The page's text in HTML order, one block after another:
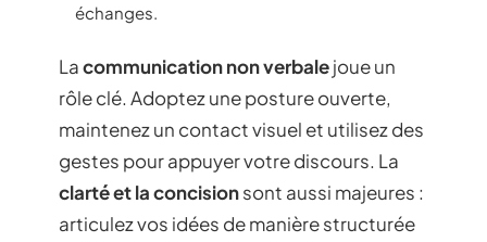
échanges.
Lacommunication non verbalejoue un
rôle clé. Adoptez une posture ouverte,
maintenez un contact visuel et utilisez des
gestes pour appuyer votre discours. La
clarté et la concisionsont aussi majeures :
articulez vos idées de manière structurée